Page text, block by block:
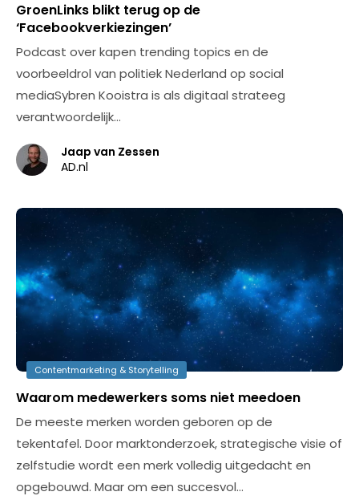
GroenLinks blikt terug op de
‘Facebookverkiezingen’
Podcast over kapen trending topics en de
voorbeeldrol van politiek Nederland op social
mediaSybren Kooistra is als digitaal strateeg
verantwoordelijk…
Jaap van Zessen
AD.nl
Contentmarketing & Storytelling
Waarom medewerkers soms niet meedoen
De meeste merken worden geboren op de
tekentafel. Door marktonderzoek, strategische visie of
zelfstudie wordt een merk volledig uitgedacht en
opgebouwd. Maar om een succesvol…